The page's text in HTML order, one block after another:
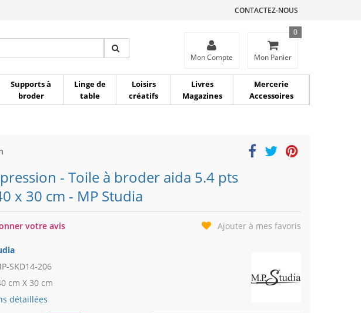
CONTACTEZ-NOUS
Mon Compte Mon Panier
0
Supports à
broder
Linge de
table
Loisirs
créatifs
Livres
Magazines
Mercerie
Accessoires
- Toile à broder aida 5.4 pts
x 30 cm - MP Studia
votre avis Ajouter à mes favoris
SKD14-206
cm X 30 cm
détaillées